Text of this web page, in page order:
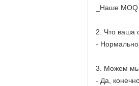
_Наше
2. Что ваша
-
3. Можем мы
- Да,